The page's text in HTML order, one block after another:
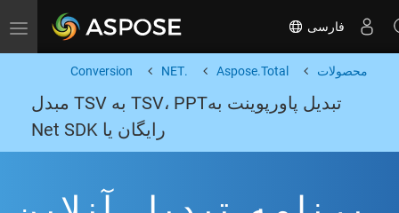
Toggle navigation فارسی
محصولات Aspose.Total
.NET
Conversion
تبدیل پاورپوینت بهTSV، PPT به TSV مبدل
رایگان یا Net SDK